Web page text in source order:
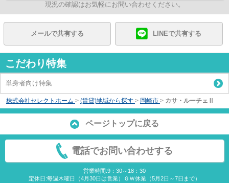
現況の確認はお気軽にお問い合わせください。
メールで共有する LINEで共有する
こだわり特集
単身者向け特集
株式会社セレクトホーム > (賃貸)地域から探す > 岡崎市 > カサ・ルーチェⅡ
ページトップに戻る
電話でお問い合わせする
営業時間:9：30～18：30
定休日:毎週木曜日（4月30日は営業）ＧＷ休業（5月2日～7日まで）